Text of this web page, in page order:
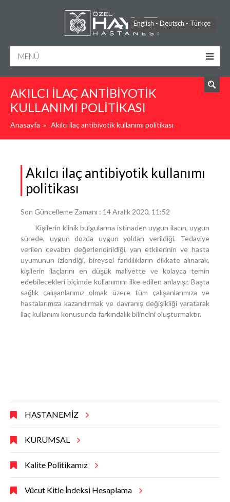
MENÜ
English -Deutsch - Türkçe
AKILCI ILAÇ ANTIBIYOTIK
KULLANIMI POLITIKASI
Anasayfa » Akılcı ilaç antibiyotik kullanımı politikası
Akılcı ilaç antibiyotik kullanımı
politikası
Son Güncelleme Zamanı : 14 Aralık 2020, 11:52
Kişilerin klinik bulgularına istinaden uygun ilacın, uygun
sürede, uygun dozda uygun yoldan verildiği. Tedaviye
verilen cevabın değerlendirildiği, yan etkilerinin ve hasta
uyumunun izlendiği, bireysel farklılıkların dikkate alınarak,
kişilerin ilaçlarını en düşük maliyette ve kolayca temin
edebilecekleri biçimde kullanımını ilke edilen anlayışı; Başta
sağlık çalışanlarımız olmak üzere tüm çalışanlarımıza ve
hastalarımıza kazandırmak ve davranış değişikliği yaratarak
ilaç kullanımı konusunda farkındalık bilincini oluşturmaktır.
HASTANEMİZ
KURUMSAL
Kalite Politikamız
Vücut Kitle İndeksi Hesaplama